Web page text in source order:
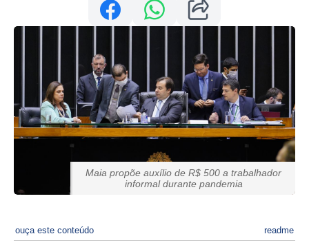
Maia propõe auxílio de R$ 500 a trabalhador
informal durante pandemia
ouça este conteúdo readme